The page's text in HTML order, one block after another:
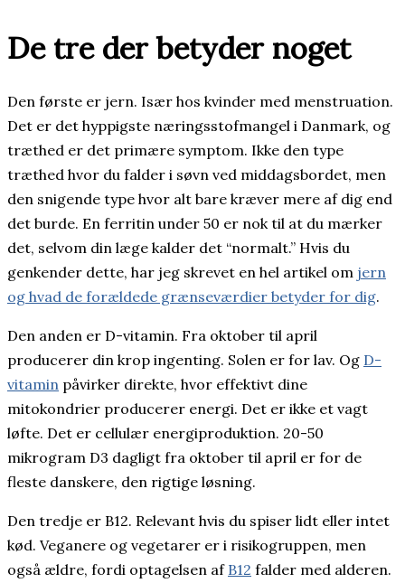
De tre der betyder noget
Den første er jern. Især hos kvinder med menstruation.
Det er det hyppigste næringsstofmangel i Danmark, og
træthed er det primære symptom. Ikke den type
træthed hvor du falder i søvn ved middagsbordet, men
den snigende type hvor alt bare kræver mere af dig end
det burde. En ferritin under 50 er nok til at du mærker
det, selvom din læge kalder det “normalt.” Hvis du
genkender dette, har jeg skrevet en hel artikel om jern
og hvad de forældede grænseværdier betyder for dig.
Den anden er D-vitamin. Fra oktober til april
producerer din krop ingenting. Solen er for lav. Og D-
vitamin påvirker direkte, hvor effektivt dine
mitokondrier producerer energi. Det er ikke et vagt
løfte. Det er cellulær energiproduktion. 20-50
mikrogram D3 dagligt fra oktober til april er for de
fleste danskere, den rigtige løsning.
Den tredje er B12. Relevant hvis du spiser lidt eller intet
kød. Veganere og vegetarer er i risikogruppen, men
også ældre, fordi optagelsen af B12 falder med alderen.